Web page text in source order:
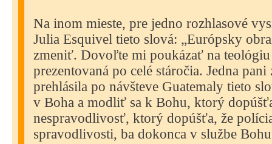
Na inom mieste, pre jedno rozhlasové
Julia Esquivel tieto slová: „Európsky
zmeniť. Dovoľte mi poukázať na
prezentovaná po celé stáročia. Jedna
prehlásila po návšteve Guatemaly tieto
v Boha a modliť sa k Bohu, ktorý
nespravodlivosť, ktorý dopúšťa, že
spravodlivosti, ba dokonca v službe